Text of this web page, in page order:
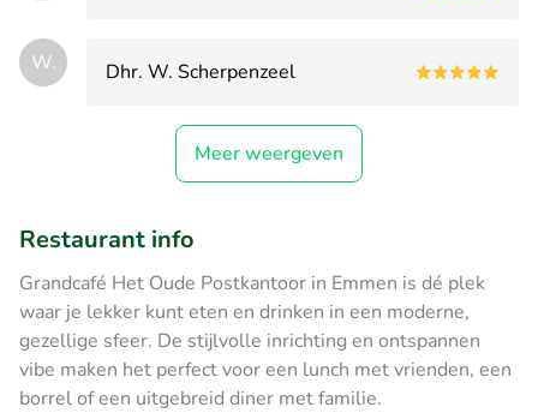
W. Dhr. W. Scherpenzeel
Meer weergeven
Restaurant info
Grandcafé Het Oude Postkantoor in Emmen is dé plek
waar je lekker kunt eten en drinken in een moderne,
gezellige sfeer. De stijlvolle inrichting en ontspannen
vibe maken het perfect voor een lunch met vrienden, een
borrel of een uitgebreid diner met familie.